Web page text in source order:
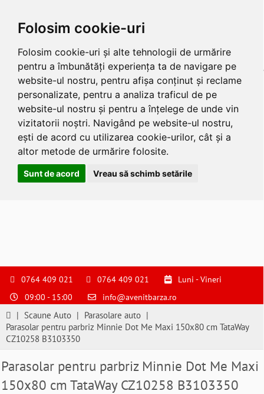
Folosim cookie-uri
Folosim cookie-uri și alte tehnologii de urmărire
pentru a îmbunătăți experiența ta de navigare pe
website-ul nostru, pentru afișa conținut și reclame
personalizate, pentru a analiza traficul de pe
website-ul nostru și pentru a înțelege de unde vin
vizitatorii noștri. Navigând pe website-ul nostru,
ești de acord cu utilizarea cookie-urilor, cât și a
altor metode de urmărire folosite.
Sunt de acord Vreau să schimb setările
S
pentru
suna
0764409021
a
comanda
telefonic
0764 409 021 0764 409 021
Luni - Vineri
09:00 - 15:00
info@avenitbarza.ro
| Scaune Auto | Parasolare auto |
Parasolar pentru parbriz Minnie Dot Me Maxi 150x80 cm TataWay
CZ10258 B3103350
Parasolar pentru parbriz Minnie Dot Me Maxi
150x80 cm TataWay CZ10258 B3103350